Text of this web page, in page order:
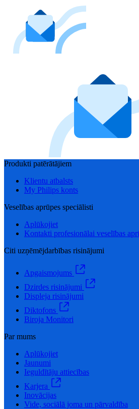
Produkti patērātājiem
Klientu atbalsts
My Philips konts
Veselības aprūpes speciālisti
Aplūkojiet
Kontakti profesionālai veselības
Citi uzņēmējdarbības risinājumi
Apgaismojums
Dzirdes risinājumi
Displeja risinājumi
Diktofons
Biroja Monitori
Par mums
Aplūkojiet
Jaunumi
Ieguldītāju attiecības
Karjera
Inovācijas
Vide, sociālā joma un pārvaldība